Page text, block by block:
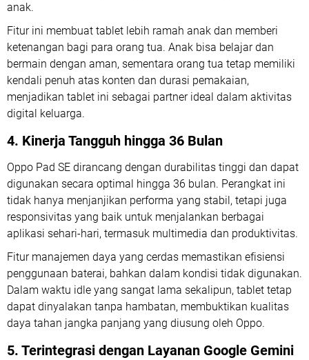
anak.
Fitur ini membuat tablet lebih ramah anak dan memberi
ketenangan bagi para orang tua. Anak bisa belajar dan
bermain dengan aman, sementara orang tua tetap memiliki
kendali penuh atas konten dan durasi pemakaian,
menjadikan tablet ini sebagai partner ideal dalam aktivitas
digital keluarga.
4. Kinerja Tangguh hingga 36 Bulan
Oppo Pad SE dirancang dengan durabilitas tinggi dan dapat
digunakan secara optimal hingga 36 bulan. Perangkat ini
tidak hanya menjanjikan performa yang stabil, tetapi juga
responsivitas yang baik untuk menjalankan berbagai
aplikasi sehari-hari, termasuk multimedia dan produktivitas.
Fitur manajemen daya yang cerdas memastikan efisiensi
penggunaan baterai, bahkan dalam kondisi tidak digunakan.
Dalam waktu idle yang sangat lama sekalipun, tablet tetap
dapat dinyalakan tanpa hambatan, membuktikan kualitas
daya tahan jangka panjang yang diusung oleh Oppo.
5. Terintegrasi dengan Layanan Google Gemini